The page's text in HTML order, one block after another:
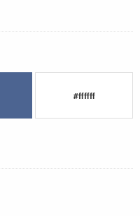
#ffffff